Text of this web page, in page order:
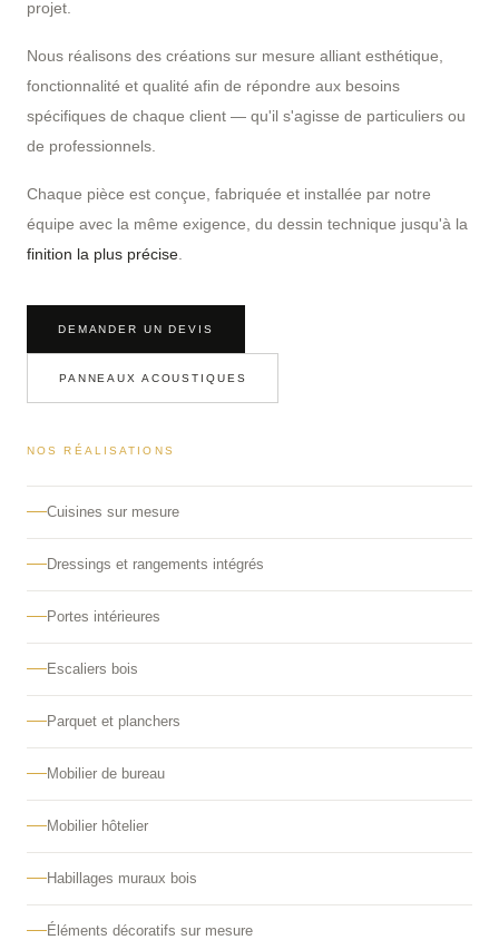
projet.
Nous réalisons des créations sur mesure alliant esthétique,
fonctionnalité et qualité afin de répondre aux besoins
spécifiques de chaque client — qu'il s'agisse de particuliers ou
de professionnels.
Chaque pièce est conçue, fabriquée et installée par notre
équipe avec la même exigence, du dessin technique jusqu'à la
finition la plus précise
DEMANDER UN DEVIS
PANNEAUX ACOUSTIQUES
NOS RÉALISATIONS
Cuisines sur mesure
Dressings et rangements intégrés
Portes intérieures
Escaliers bois
Parquet et planchers
Mobilier de bureau
Mobilier hôtelier
Habillages muraux bois
Éléments décoratifs sur mesure